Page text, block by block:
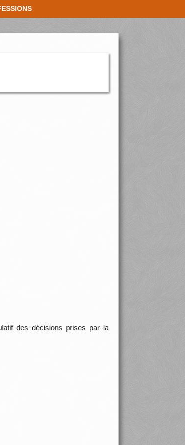
des décisions prises par la